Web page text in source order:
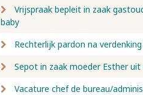
Vrijspraak bepleit in zaak
baby
Rechterlijk pardon na
Sepot in zaak moeder Esther uit
Vacature chef de bureau/